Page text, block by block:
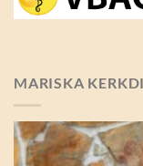
MARISKA